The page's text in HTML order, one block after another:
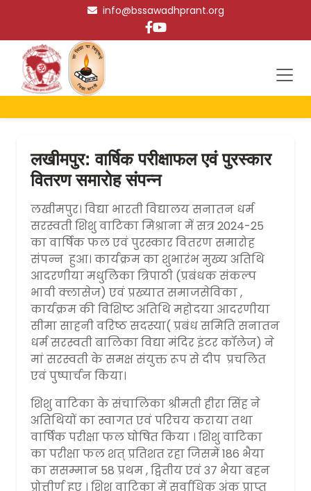
info@bssawadhprant.org
लखीमपुर: वार्षिक परीक्षाफल एवं पुरस्कार
वितरण समारोह संपन्न
लखीमपुर। विद्या भारती विद्यालय सनातन धर्म
सरस्वती शिशु वाटिका मिश्राना में सत्र 2024-25
का वार्षिक फल एवं पुरस्कार वितरण समारोह
संपन्न हुआ। कार्यक्रम का शुभारंभ मुख्य अतिथि
आदरणीया मधुलिका त्रिपाठी (प्रबंधक संकल्प
भावी क्लासेज) एवं प्रख्यात समाजसेविका ,
कार्यक्रम की विशिष्ट अतिथि महोदया आदरणीया
सीमा साहनी वरिष्ठ सदस्या( प्रबंध समिति सनातन
धर्म सरस्वती बालिका विद्या मंदिर इंटर कॉलेज) ने
मां सरस्वती के समक्ष संयुक्त रूप से दीप प्रचलित
एवं पुष्पार्चन किया।
शिशु वाटिका के संचालिका श्रीमती हीरा सिंह ने
अतिथियों का स्वागत एवं परिचय कराया तथा
वार्षिक परीक्षा फल घोषित किया । शिशु वाटिका
का परीक्षा फल शत् प्रतिशत रहा जिसमें 186 भैया
का ससम्मान 58 प्रथम , द्वितीय एवं 37 भैया बहन
प्रोत्तीर्ण हुए । शिशु वाटिका में सर्वाधिक अंक प्राप्त